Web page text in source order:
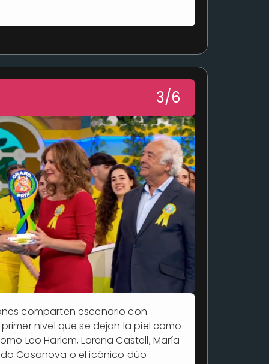
3/6
comparten escenario con
nivel que se dejan la piel como
Leo Harlem, Lorena Castell, María
Casanova o el icónico dúo